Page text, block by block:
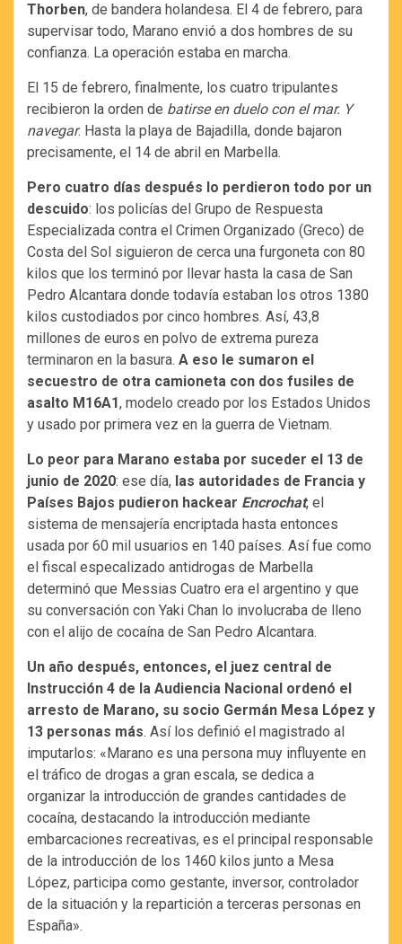
Thorben, de bandera holandesa. El 4 de febrero, para
supervisar todo, Marano envió a dos hombres de su
confianza. La operación estaba en marcha.
El 15 de febrero, finalmente, los cuatro tripulantes
recibieron la orden de batirse en duelo con el mar. Y
navegar. Hasta la playa de Bajadilla, donde bajaron
precisamente, el 14 de abril en Marbella.
Pero cuatro días después lo perdieron todo por un
descuido: los policías del Grupo de Respuesta
Especializada contra el Crimen Organizado (Greco) de
Costa del Sol siguieron de cerca una furgoneta con 80
kilos que los terminó por llevar hasta la casa de San
Pedro Alcantara donde todavía estaban los otros 1380
kilos custodiados por cinco hombres. Así, 43,8
millones de euros en polvo de extrema pureza
terminaron en la basura. A eso le sumaron el
secuestro de otra camioneta con dos fusiles de
asalto M16A1, modelo creado por los Estados Unidos
y usado por primera vez en la guerra de Vietnam.
Lo peor para Marano estaba por suceder el 13 de
junio de 2020: ese día, las autoridades de Francia y
Países Bajos pudieron hackear Encrochat, el
sistema de mensajería encriptada hasta entonces
usada por 60 mil usuarios en 140 países. Así fue como
el fiscal especalizado antidrogas de Marbella
determinó que Messias Cuatro era el argentino y que
su conversación con Yaki Chan lo involucraba de lleno
con el alijo de cocaína de San Pedro Alcantara.
Un año después, entonces, el juez central de
Instrucción 4 de la Audiencia Nacional ordenó el
arresto de Marano, su socio Germán Mesa López y
13 personas más. Así los definió el magistrado al
imputarlos: «Marano es una persona muy influyente en
el tráfico de drogas a gran escala, se dedica a
organizar la introducción de grandes cantidades de
cocaína, destacando la introducción mediante
embarcaciones recreativas, es el principal responsable
de la introducción de los 1460 kilos junto a Mesa
López, participa como gestante, inversor, controlador
de la situación y la repartición a terceras personas en
España».